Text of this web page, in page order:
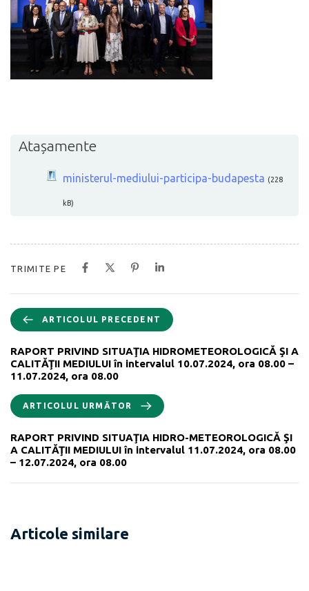
Atașamente
ministerul-mediului-participa-budapesta (228
kB)
TRIMITE PE
ARTICOLUL PRECEDENT
RAPORT PRIVIND SITUAŢIA HIDROMETEOROLOGICĂ ŞI A
CALITĂŢII MEDIULUI în intervalul 10.07.2024, ora 08.00 –
11.07.2024, ora 08.00
ARTICOLUL URMĂTOR
RAPORT PRIVIND SITUAŢIA HIDRO-METEOROLOGICĂ ŞI
A CALITĂŢII MEDIULUI în intervalul 11.07.2024, ora 08.00
– 12.07.2024, ora 08.00
Articole similare